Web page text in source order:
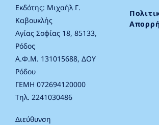
Εκδότης: Μιχαήλ Γ.
Καβουκλής
Αγίας Σοφίας 18, 85133,
Ρόδος
Α.Φ.Μ. 131015688, ΔΟΥ
Ρόδου
ΓΕΜΗ 072694120000
Τηλ. 2241030486
Διεύθυνση